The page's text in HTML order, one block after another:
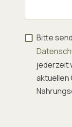
Bitte
jederzeit
aktuellen